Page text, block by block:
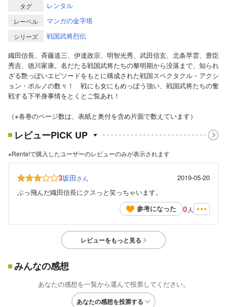
タグ レンタル
レーベル マンガの金字塔
シリーズ
戦国武将烈伝
織田信長、斉藤道三、伊達政宗、明智光秀、武田信玄、北条早雲、豊臣
秀吉、徳川家康。名だたる戦国武将たちの黎明期から没落まで、知られ
ざる艶っぽいエピソードをもとに構成された戦国スペクタクル・アクシ
ョン・ポルノの数々！ 戦にも女にもめっぽう強い、戦国武将たちの奮
戦する下半身事情をとくとご覧あれ！
（※各巻のページ数は、表紙と奥付を含め片面で数えています）
レビューPICK UP
※Renta!で購入したユーザーのレビューのみが表示されます
3坂田さん
2019-05-20
ぶっ飛んだ織田信長にクスっと笑っちゃいます。
参考になった
0 人
レビューをもっと見る
みんなの感想
あなたの感想を一覧から選んで投票してください。
あなたの感想を投票する